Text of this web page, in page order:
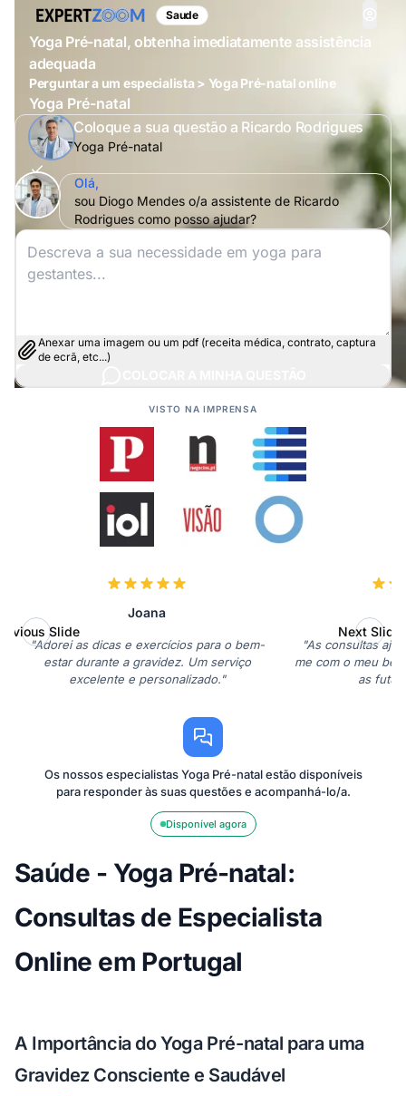
Saude
Yoga Pré-natal, obtenha imediatamente assistência
adequada
Perguntar a um especialista > Yoga Pré-natal online
Yoga Pré-natal
Coloque a sua questão a Ricardo Rodrigues
Yoga Pré-natal
Olá,
sou Diogo Mendes o/a assistente de Ricardo
Rodrigues como posso ajudar?
Anexar uma imagem ou um pdf (receita médica, contrato, captura
de ecrã, etc...)
VISTO NA IMPRENSA
Joana
"Adorei as dicas e exercícios para o bem-
estar durante a gravidez. Um serviço
excelente e personalizado."
"As consultas
me com o meu
as
Slide Next Slide
Os nossos especialistas Yoga Pré-natal estão disponíveis
para responder às suas questões e acompanhá-lo/a.
Disponível agora
Saúde - Yoga Pré-natal:
Consultas de Especialista
Online em Portugal
A Importância do Yoga Pré-natal para uma
Gravidez Consciente e Saudável